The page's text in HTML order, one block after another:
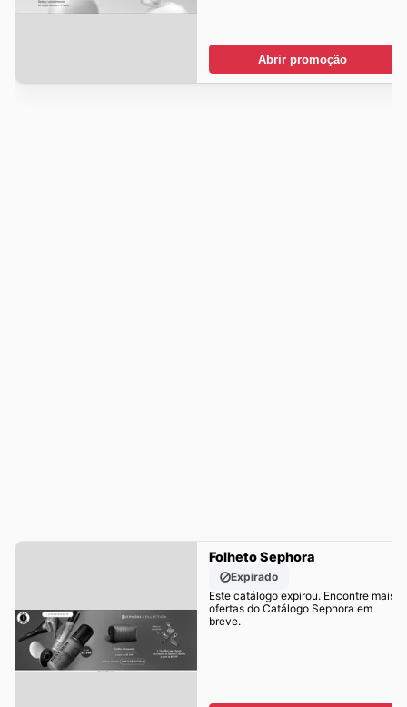
Abrir promoção
Folheto Sephora
Expirado
Este catálogo expirou. Encontre mais
ofertas do Catálogo Sephora em
breve.